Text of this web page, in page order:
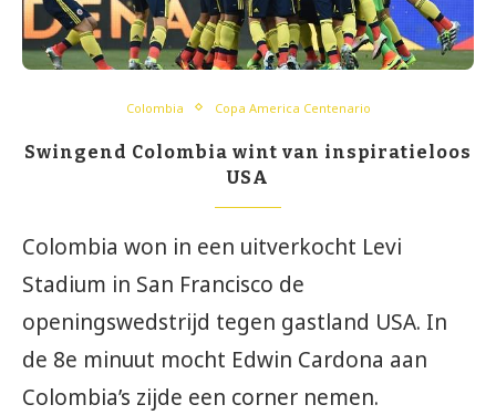
Colombia Copa America Centenario
Swingend Colombia wint van inspiratieloos
USA
Colombia won in een uitverkocht Levi
Stadium in San Francisco de
openingswedstrijd tegen gastland USA. In
de 8e minuut mocht Edwin Cardona aan
Colombia’s zijde een corner nemen.